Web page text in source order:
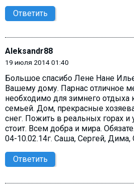
Ответить
Aleksandr88
19 июля 2014 01:40
Большое спасибо Лене Нане
Вашему дому. Парнас отличное
необходимо для зимнего отдыха
семьей. Дом, прекрасные
снег. Пожить в реальных горах и
стоит. Всем добра и мира.
04-10.02.14г. Саша, Сергей, Дима,
Ответить